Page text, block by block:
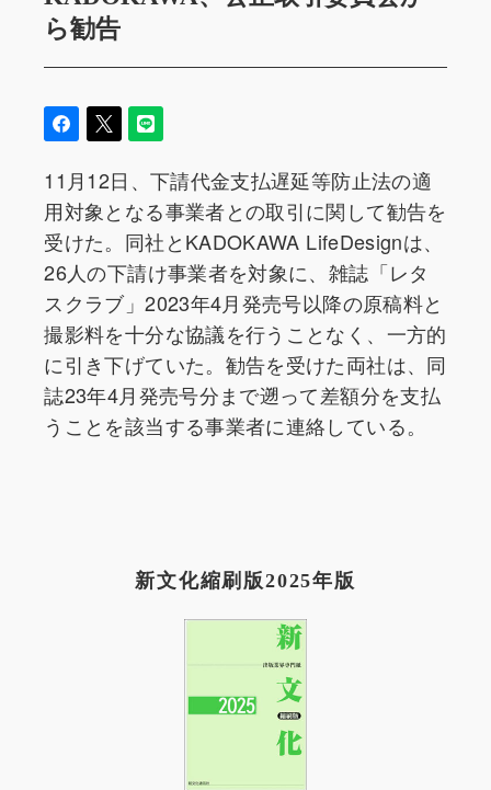
ら勧告
11月12日、下請代金支払遅延等防止法の適
用対象となる事業者との取引に関して勧告を
受けた。同社とKADOKAWA LifeDesignは、
26人の下請け事業者を対象に、雑誌「レタ
スクラブ」2023年4月発売号以降の原稿料と
撮影料を十分な協議を行うことなく、一方的
に引き下げていた。勧告を受けた両社は、同
誌23年4月発売号分まで遡って差額分を支払
うことを該当する事業者に連絡している。
新文化縮刷版2025年版